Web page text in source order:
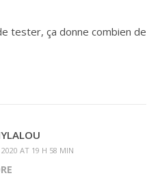
tester, ça donne combien de
2020 AT 19 H 58 MIN